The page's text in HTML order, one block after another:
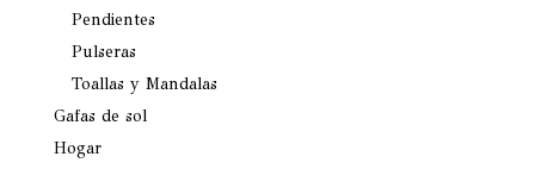
Pendientes
Pulseras
Toallas y Mandalas
Gafas de sol
Hogar